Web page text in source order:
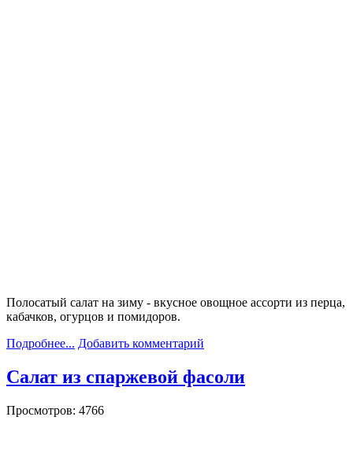
Полосатый салат на зиму - вкусное овощное ассорти из перца,
кабачков, огурцов и помидоров.
Подробнее... Добавить комментарий
Салат из спаржевой фасоли
Просмотров: 4766